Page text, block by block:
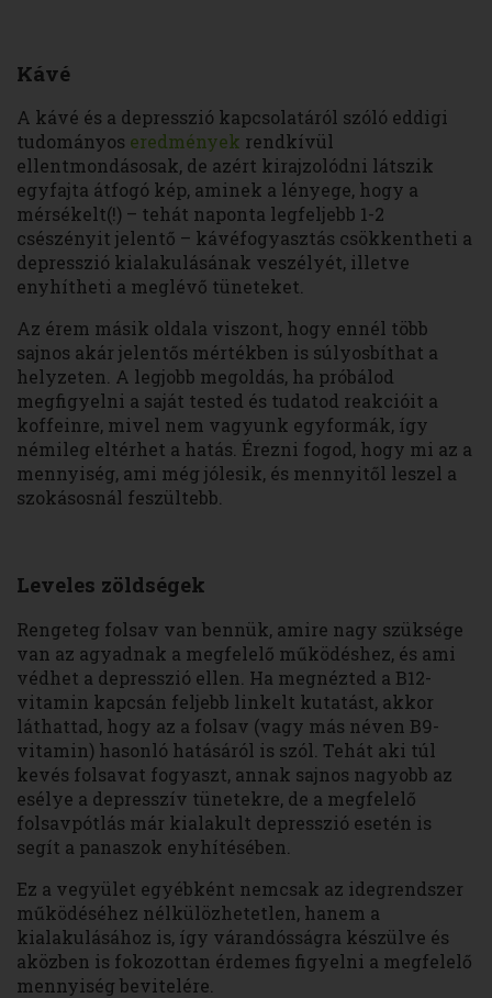
Kávé
A kávé és a depresszió kapcsolatáról szóló eddigi
tudományos eredmények rendkívül
ellentmondásosak, de azért kirajzolódni látszik
egyfajta átfogó kép, aminek a lényege, hogy a
mérsékelt(!) – tehát naponta legfeljebb 1-2
csészényit jelentő – kávéfogyasztás csökkentheti a
depresszió kialakulásának veszélyét, illetve
enyhítheti a meglévő tüneteket.
Az érem másik oldala viszont, hogy ennél több
sajnos akár jelentős mértékben is súlyosbíthat a
helyzeten. A legjobb megoldás, ha próbálod
megfigyelni a saját tested és tudatod reakcióit a
koffeinre, mivel nem vagyunk egyformák, így
némileg eltérhet a hatás. Érezni fogod, hogy mi az a
mennyiség, ami még jólesik, és mennyitől leszel a
szokásosnál feszültebb.
Leveles zöldségek
Rengeteg folsav van bennük, amire nagy szüksége
van az agyadnak a megfelelő működéshez, és ami
védhet a depresszió ellen. Ha megnézted a B12-
vitamin kapcsán feljebb linkelt kutatást, akkor
láthattad, hogy az a folsav (vagy más néven B9-
vitamin) hasonló hatásáról is szól. Tehát aki túl
kevés folsavat fogyaszt, annak sajnos nagyobb az
esélye a depresszív tünetekre, de a megfelelő
folsavpótlás már kialakult depresszió esetén is
segít a panaszok enyhítésében.
Ez a vegyület egyébként nemcsak az idegrendszer
működéséhez nélkülözhetetlen, hanem a
kialakulásához is, így várandósságra készülve és
aközben is fokozottan érdemes figyelni a megfelelő
mennyiség bevitelére.